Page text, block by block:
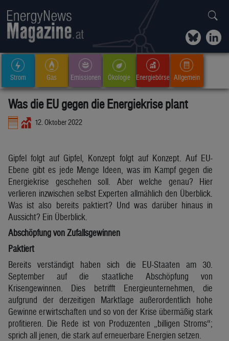
Strom Gas Emissionen Ökologie Energiebörse Allgemein
Was die EU gegen die Energiekrise plant
12. Oktober 2022
Gipfel folgt auf Gipfel, Konzept folgt auf Konzept. Auf EU-
Ebene gibt es jede Menge Ideen, was im Kampf gegen die
Energiekrise geschehen soll. Aber welche genau? Hier
verlieren inzwischen selbst Experten allmählich den Überblick.
Was ist also bereits paktiert? Und was darüber hinaus in
Aussicht? Ein Überblick.
Abschöpfung von Zufallsgewinnen
Paktiert
Bereits verständigt haben sich die EU-Staaten am 30.
September auf die staatliche Abschöpfung von
Krisengewinnen. Dies betrifft Energieunternehmen, die
aufgrund der derzeitigen Marktlage außerordentlich hohe
Gewinne erwirtschaften und so von der Krise übermäßig stark
profitieren. Die Rede ist von Produzenten „billigen Stroms“;
sprich all jenen, die stark auf erneuerbare Energien setzen.